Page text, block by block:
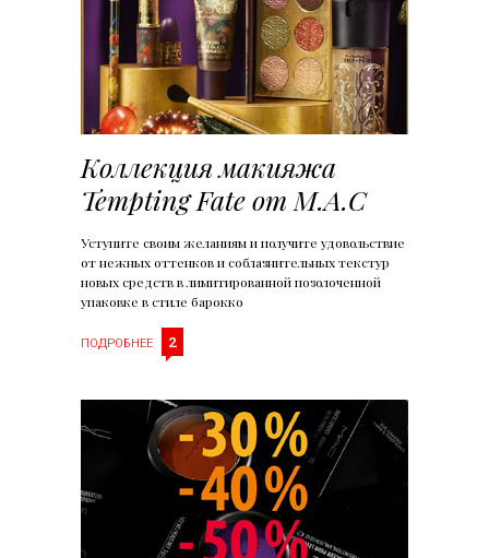
Коллекция макияжа
Tempting Fate от M.A.C
Уступите своим желаниям и получите удовольствие
от нежных оттенков и соблазнительных текстур
новых средств в лимитированной позолоченной
упаковке в стиле барокко
ПОДРОБНЕЕ 2